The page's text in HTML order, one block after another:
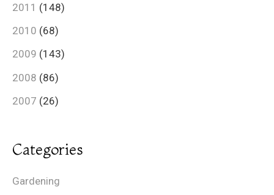
2011 (148)
2010 (68)
2009 (143)
2008 (86)
2007 (26)
Categories
Gardening